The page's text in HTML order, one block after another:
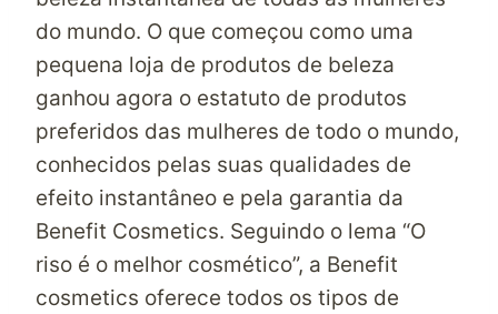
do mundo. O que começou como uma
pequena loja de produtos de beleza
ganhou agora o estatuto de produtos
preferidos das mulheres de todo o mundo,
conhecidos pelas suas qualidades de
efeito instantâneo e pela garantia da
Benefit Cosmetics. Seguindo o lema “O
riso é o melhor cosmético”, a Benefit
cosmetics oferece todos os tipos de